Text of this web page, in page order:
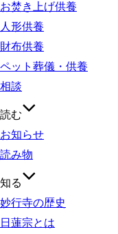
お焚き上げ供養
人形供養
財布供養
ペット葬儀・供養
相談
読む
お知らせ
読み物
知る
妙行寺の歴史
日蓮宗とは